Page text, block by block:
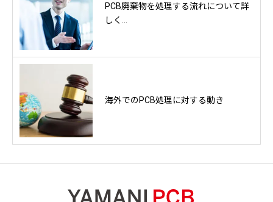
PCB廃棄物を処理する流れについて詳
しく...
海外でのPCB処理に対する動き